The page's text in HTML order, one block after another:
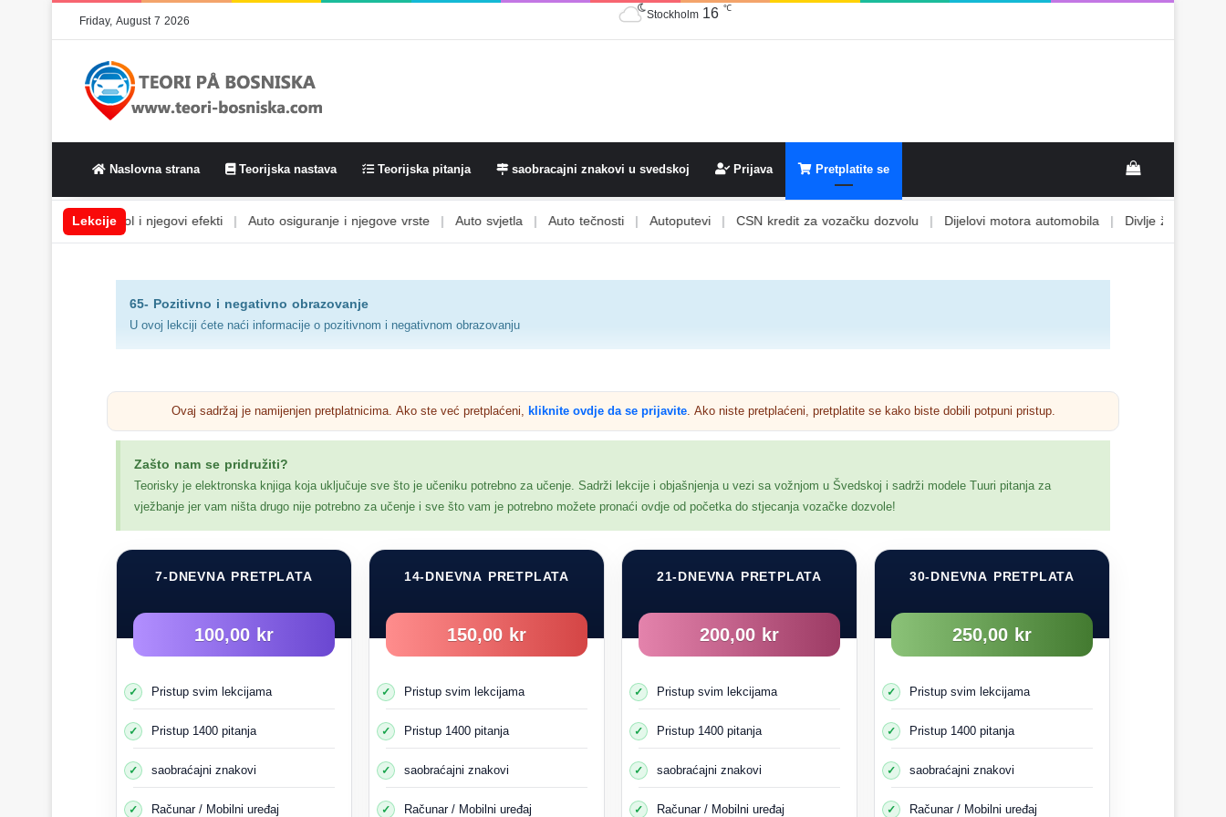
Friday, August 7 2026 Stockholm 16 ℃
Naslovna strana Teorijska nastava Teorijska pitanja saobracajni znakovi u svedskoj Prijava Pretplatite se
Lekcije
Alkohol i njegovi efekti | Auto osiguranje i njegove vrste | Auto svjetla | Auto tečnosti | Autoputevi | CSN kredit za vozačku dozvolu | Dijelovi motora automobila | Divlje životinje
65- Pozitivno i negativno obrazovanje
U ovoj lekciji ćete naći informacije o pozitivnom i negativnom obrazovanju
Učenje po navici
Način učenja iz navika su informacije koje stalno vidite ili stječete o mjestima i vremenu
Na primjer, vozite se na posao svaki dan i tamo je nenakrivena željeznička pruga i vidljivost je nejasna
Vrlo malo vozova prolazi sa te raskrsnice ili pruge, pa zapamtite mjesto i počnete misliti da odavde ne prolaze vozovi.
Vaša pažnja i briga za opasnost postaju sve manje ili nikakvi, ali jednog dana prolazite normalno i ne očekujete da će doći voz.
Dođe voz i dogodi se strašna nesreća. To se po običaju zove obrazovanje.
Obrazovanje imitacijom
Ovaj sadržaj je namijenjen pretplatnicima. Ako ste već pretplaćeni, kliknite ovdje da se prijavite. Ako niste pretplaćeni, pretplatite se kako biste dobili potpuni pristup.
Zašto nam se pridružiti?
Teorisky je elektronska knjiga koja uključuje sve što je učeniku potrebno za učenje. Sadrži lekcije i objašnjenja u vezi sa vožnjom u Švedskoj i sadrži modele Tuuri pitanja za
vježbanje jer vam ništa drugo nije potrebno za učenje i sve što vam je potrebno možete pronaći ovdje od početka do stjecanja vozačke dozvole!
7-DNEVNA PRETPLATA
100,00 kr
Pristup svim lekcijama
Pristup 1400 pitanja
saobraćajni znakovi
Računar / Mobilni uređaj
14-DNEVNA PRETPLATA
150,00 kr
Pristup svim lekcijama
Pristup 1400 pitanja
saobraćajni znakovi
Računar / Mobilni uređaj
21-DNEVNA PRETPLATA
200,00 kr
Pristup svim lekcijama
Pristup 1400 pitanja
saobraćajni znakovi
Računar / Mobilni uređaj
30-DNEVNA PRETPLATA
250,00 kr
Pristup svim lekcijama
Pristup 1400 pitanja
saobraćajni znakovi
Računar / Mobilni uređaj